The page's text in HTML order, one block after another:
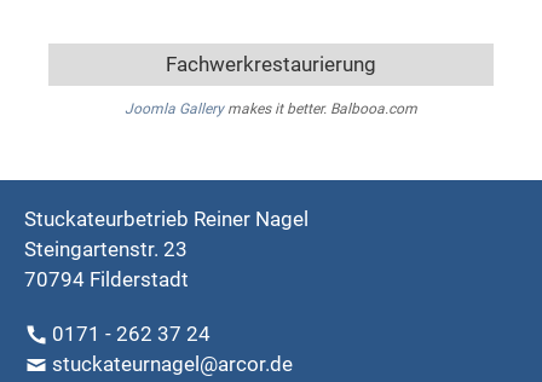
Fachwerkrestaurierung
Joomla Gallerymakes it better. Balbooa.com
Stuckateurbetrieb Reiner Nagel
Steingartenstr. 23
70794 Filderstadt
0171 - 262 37 24
stuckateurnagel@arcor.de